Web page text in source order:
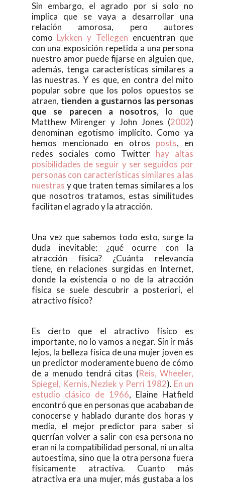
Sin embargo, el agrado por si solo no
implica que se vaya a desarrollar una
relación amorosa, pero autores
como Lykken y Tellegen encuentran que
con una exposición repetida a una persona
nuestro amor puede fijarse en alguien que,
además, tenga características similares a
las nuestras. Y es que, en contra del mito
popular sobre que los polos opuestos se
atraen, tienden a gustarnos las personas
que se parecen a nosotros, lo que
Matthew Mirenger y John Jones (2002)
denominan egotismo implícito. Como ya
hemos mencionado en otros posts, en
redes sociales como Twitter hay altas
posibilidades de seguir y ser seguidos por
personas con características similares a las
nuestras y que traten temas similares a los
que nosotros tratamos, estas similitudes
facilitan el agrado y la atracción.
Una vez que sabemos todo esto, surge la
duda inevitable: ¿qué ocurre con la
atracción física? ¿Cuánta relevancia
tiene, en relaciones surgidas en Internet,
donde la existencia o no de la atracción
física se suele descubrir a posteriori, el
atractivo físico?
Es cierto que el atractivo físico es
importante, no lo vamos a negar. Sin ir más
lejos, la belleza física de una mujer joven es
un predictor moderamente bueno de cómo
de a menudo tendrá citas (Reis, Wheeler,
Spiegel, Kernis, Nezlek y Perri 1982). En un
estudio clásico de 1966, Elaine Hatfield
encontró que en personas que acababan de
conocerse y hablado durante dos horas y
media, el mejor predictor para saber si
querrían volver a salir con esa persona no
eran ni la compatibilidad personal, ni un alta
autoestima, sino que la otra persona fuera
físicamente atractiva. Cuanto más
atractiva era una mujer, más gustaba a los